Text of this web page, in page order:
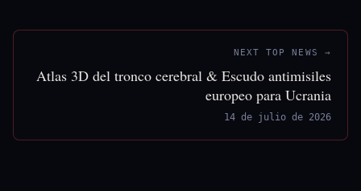
NEXT TOP NEWS →
Atlas 3D del tronco cerebral & Escudo antimisiles
europeo para Ucrania
14 de julio de 2026